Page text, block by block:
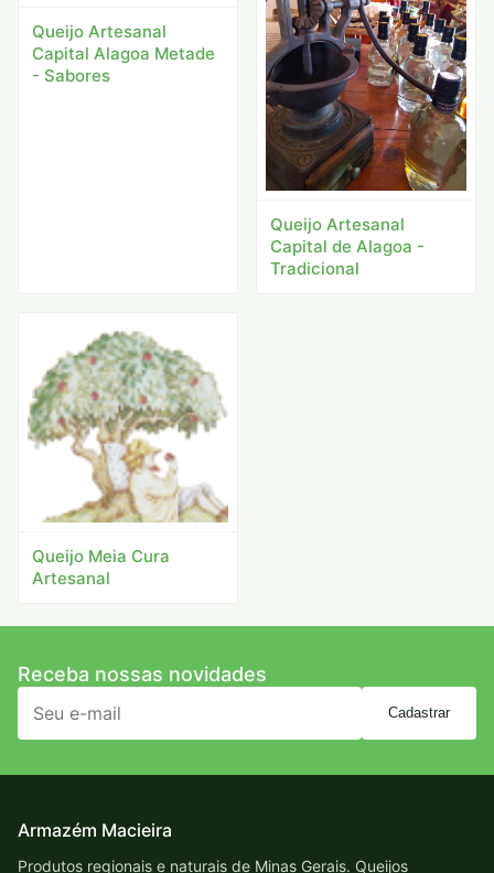
Queijo Artesanal
Capital Alagoa Metade
- Sabores
Queijo Artesanal
Capital de Alagoa -
Tradicional
Queijo Meia Cura
Artesanal
Receba nossas novidades
Cadastrar
Armazém Macieira
Produtos regionais e naturais de Minas Gerais. Queijos